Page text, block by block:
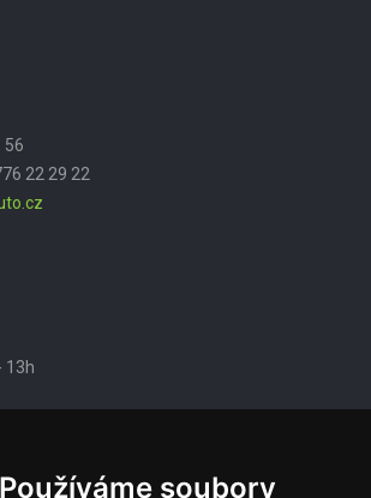
Používáme soubory
56
22 29 22
13h